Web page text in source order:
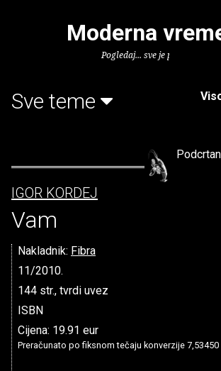
Moderna
Pogledaj... sve je puno knjiga.
Sve teme
IGOR KORDEJ
Vam
Nakladnik: Fibra
11/2010.
144 str., tvrdi uvez
ISBN
Cijena: 19.91 eur
Preračunato po fiksnom tečaju konverzije 7,53450